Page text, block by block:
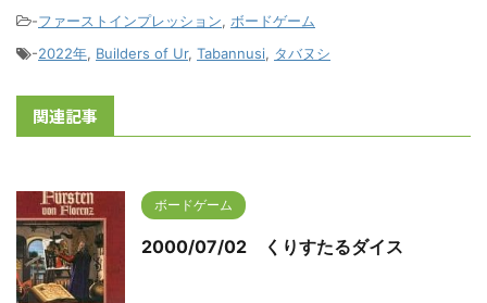
-ファーストインプレッション, ボードゲーム
-2022年, Builders of Ur, Tabannusi, タバヌシ
関連記事
ボードゲーム
2000/07/02 くりすたるダイス